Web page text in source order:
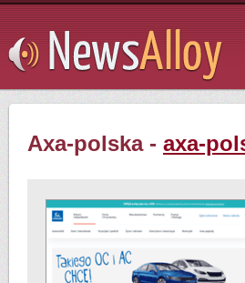
Axa-polska - axa-